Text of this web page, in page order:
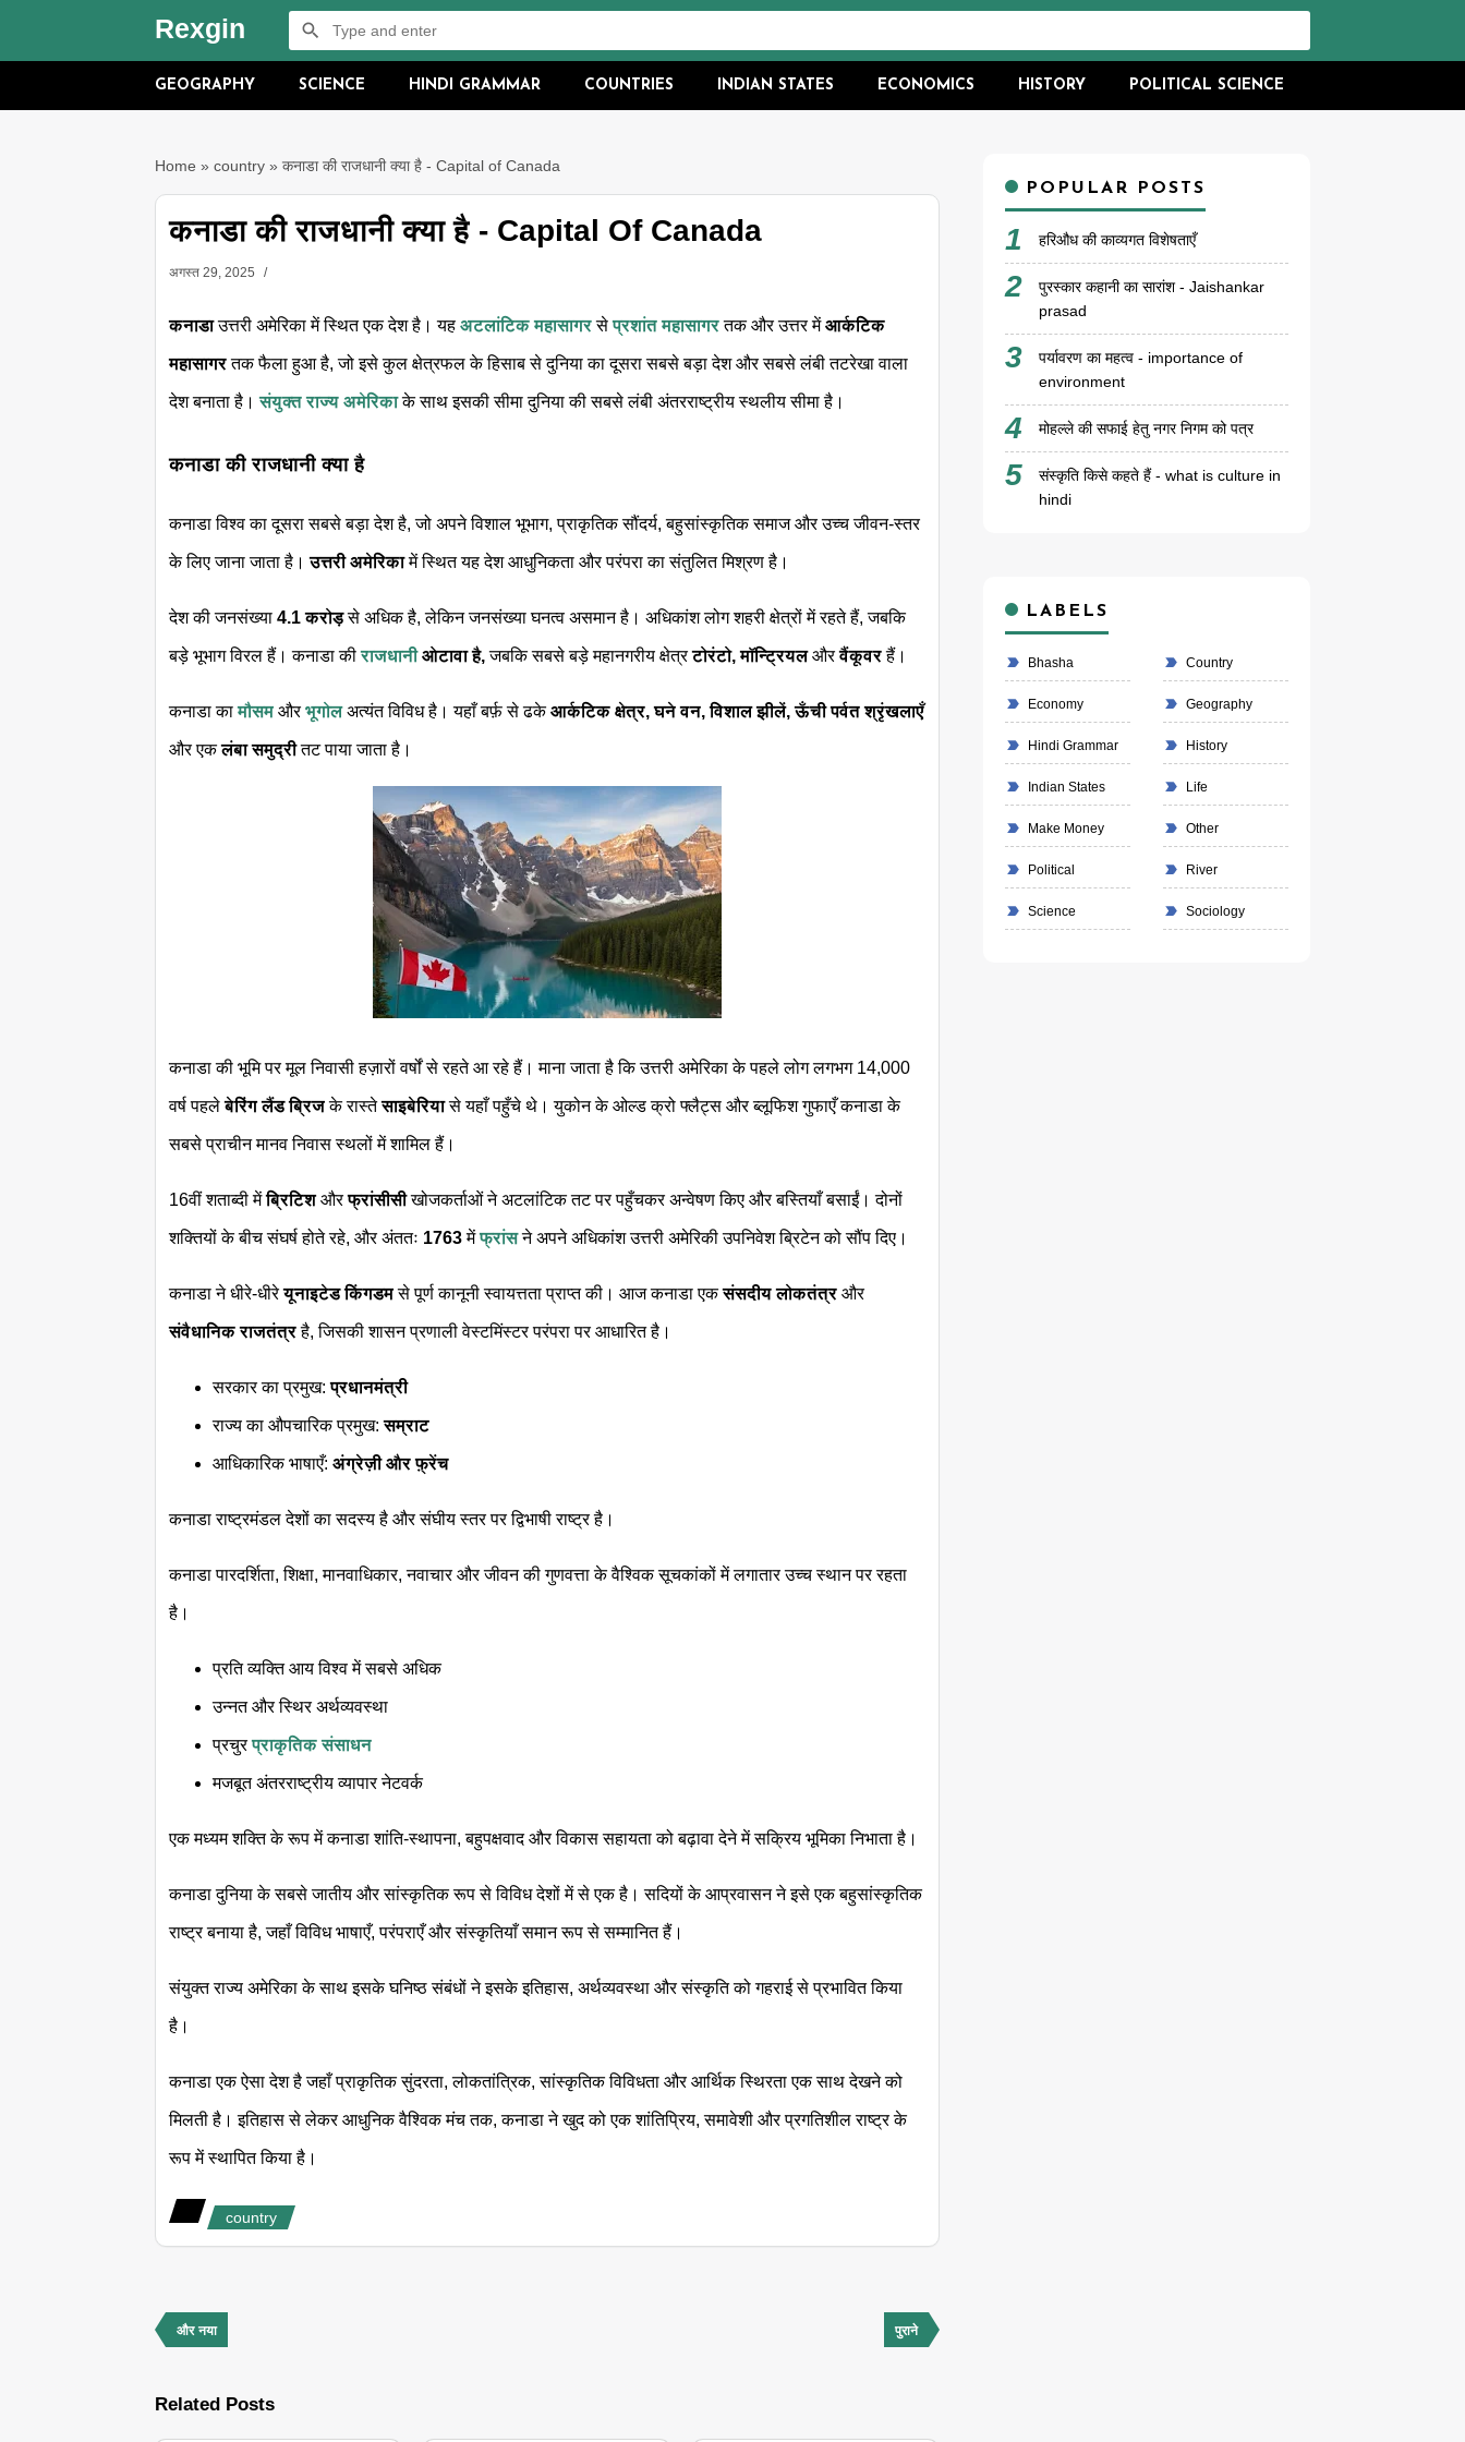
Rexgin
GEOGRAPHY SCIENCE HINDI GRAMMAR COUNTRIES INDIAN STATES ECONOMICS HISTORY POLITICAL SCIENCE
Home » country » कनाडा की राजधानी क्या है - Capital of Canada
कनाडा की राजधानी क्या है - Capital Of Canada
अगस्त 29, 2025
कनाडाउत्तरी अमेरिका में स्थित एक देश है। यह अटलांटिक महासागरसेप्रशांत महासागरतक और उत्तर मेंआर्कटिक
महासागरतक फैला हुआ है, जो इसे कुल क्षेत्रफल के हिसाब से दुनिया का दूसरा सबसे बड़ा देश और सबसे लंबी तटरेखा वाला
देश बनाता है।संयुक्त राज्य अमेरिकाके साथ इसकी सीमा दुनिया की सबसे लंबी अंतरराष्ट्रीय स्थलीय सीमा है।
कनाडा की राजधानी क्या है
कनाडा विश्व का दूसरा सबसे बड़ा देश है, जो अपने विशाल भूभाग, प्राकृतिक सौंदर्य, बहुसांस्कृतिक समाज और उच्च जीवन-स्तर
के लिए जाना जाता है।उत्तरी अमेरिकामें स्थित यह देश आधुनिकता और परंपरा का संतुलित मिश्रण है।
देश की जनसंख्या 4.1 करोड़से अधिक है, लेकिन जनसंख्या घनत्व असमान है। अधिकांश लोग शहरी क्षेत्रों में रहते हैं, जबकि
बड़े भूभाग विरल हैं। कनाडा कीराजधानीओटावा है,जबकि सबसे बड़े महानगरीय क्षेत्रटोरंटो, मॉन्ट्रियलऔरवैंकूवरहैं।
कनाडा कामौसम औरभूगोलअत्यंत विविध है। यहाँ बर्फ़ से ढकेआर्कटिक क्षेत्र, घने वन, विशाल झीलें, ऊँची पर्वत श्रृंखलाएँ
और एकलंबा समुद्रीतट पाया जाता है।
कनाडा की भूमि पर मूल निवासी हज़ारों वर्षों से रहते आ रहे हैं। माना जाता है कि उत्तरी अमेरिका के पहले लोग लगभग 14,000
वर्ष पहलेबेरिंग लैंड ब्रिजके रास्तेसाइबेरियासे यहाँ पहुँचे थे। युकोन के ओल्ड क्रो फ्लैट्स और ब्लूफिश गुफाएँ कनाडा के
सबसे प्राचीन मानव निवास स्थलों में शामिल हैं।
16वीं शताब्दी मेंब्रिटिशऔरफ्रांसीसीखोजकर्ताओं ने अटलांटिक तट पर पहुँचकर अन्वेषण किए और बस्तियाँ बसाईं। दोनों
शक्तियों के बीच संघर्ष होते रहे, और अंततः 1763मेंफ्रांसने अपने अधिकांश उत्तरी अमेरिकी उपनिवेश ब्रिटेन को सौंप दिए।
कनाडा ने धीरे-धीरेयूनाइटेड किंगडमसे पूर्ण कानूनी स्वायत्तता प्राप्त की। आज कनाडा एकसंसदीय लोकतंत्र और
संवैधानिक राजतंत्रहै, जिसकी शासन प्रणाली वेस्टमिंस्टर परंपरा पर आधारित है।
सरकार का प्रमुख:प्रधानमंत्री
राज्य का औपचारिक प्रमुख:सम्राट
आधिकारिक भाषाएँ: अंग्रेज़ी और फ़्रेंच
कनाडा राष्ट्रमंडल देशों का सदस्य है और संघीय स्तर पर द्विभाषी राष्ट्र है।
कनाडा पारदर्शिता, शिक्षा, मानवाधिकार, नवाचार और जीवन की गुणवत्ता के वैश्विक सूचकांकों में लगातार उच्च स्थान पर रहता
है।
प्रति व्यक्ति आय विश्व में सबसे अधिक
उन्नत और स्थिर अर्थव्यवस्था
प्रचुरप्राकृतिक संसाधन
मजबूत अंतरराष्ट्रीय व्यापार नेटवर्क
एक मध्यम शक्ति के रूप में कनाडा शांति-स्थापना, बहुपक्षवाद और विकास सहायता को बढ़ावा देने में सक्रिय भूमिका निभाता है।
कनाडा दुनिया के सबसे जातीय और सांस्कृतिक रूप से विविध देशों में से एक है। सदियों के आप्रवासन ने इसे एक बहुसांस्कृतिक
राष्ट्र बनाया है, जहाँ विविध भाषाएँ, परंपराएँ और संस्कृतियाँ समान रूप से सम्मानित हैं।
संयुक्त राज्य अमेरिका के साथ इसके घनिष्ठ संबंधों ने इसके इतिहास, अर्थव्यवस्था और संस्कृति को गहराई से प्रभावित किया
है।
कनाडा एक ऐसा देश है जहाँ प्राकृतिक सुंदरता, लोकतांत्रिक, सांस्कृतिक विविधता और आर्थिक स्थिरता एक साथ देखने को
मिलती है। इतिहास से लेकर आधुनिक वैश्विक मंच तक, कनाडा ने खुद को एक शांतिप्रिय, समावेशी और प्रगतिशील राष्ट्र के
रूप में स्थापित किया है।
country
और नया पुराने
Related Posts
POPULAR POSTS
हरिऔध की काव्यगत विशेषताएँ
पुरस्कार कहानी का सारांश - Jaishankar
prasad
पर्यावरण का महत्व - importance of
environment
मोहल्ले की सफाई हेतु नगर निगम को पत्र
संस्कृति किसे कहते हैं - what is culture in
hindi
LABELS
Bhasha Country
Economy Geography
Hindi Grammar History
Indian States Life
Make Money Other
Political River
Science Sociology